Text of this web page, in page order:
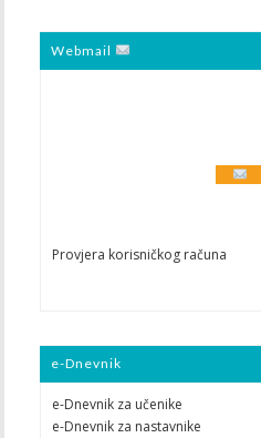
Webmail
Provjera korisničkog računa
e-Dnevnik
e-Dnevnik za učenike
e-Dnevnik za nastavnike